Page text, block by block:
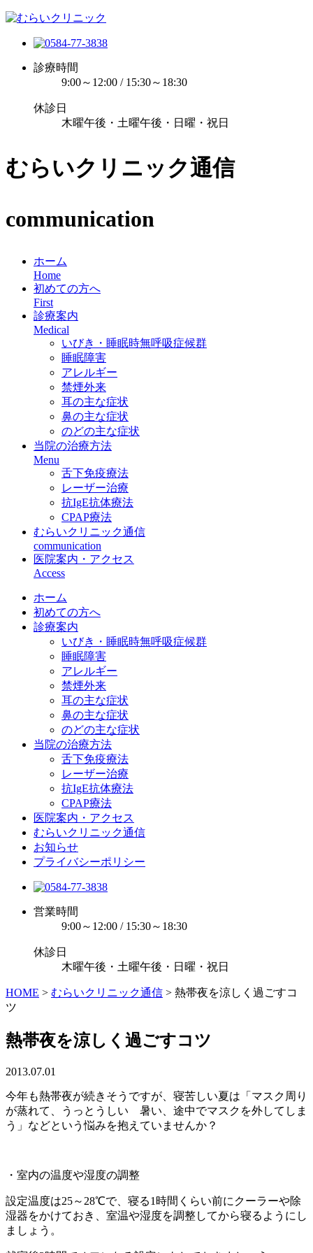
診療時間
9:00～12:00 / 15:30～18:30
休診日
木曜午後・土曜午後・日曜・祝日
むらいクリニック通信
communication
ホーム
Home
初めての方へ
First
診療案内
Medical
いびき・睡眠時無呼吸症候群
睡眠障害
アレルギー
禁煙外来
耳の主な症状
鼻の主な症状
のどの主な症状
当院の治療方法
Menu
舌下免疫療法
レーザー治療
抗IgE抗体療法
CPAP療法
むらいクリニック通信
communication
医院案内・アクセス
Access
ホーム
初めての方へ
診療案内
いびき・睡眠時無呼吸症候群
睡眠障害
アレルギー
禁煙外来
耳の主な症状
鼻の主な症状
のどの主な症状
当院の治療方法
舌下免疫療法
レーザー治療
抗IgE抗体療法
CPAP療法
医院案内・アクセス
むらいクリニック通信
お知らせ
プライバシーポリシー
営業時間
9:00～12:00 / 15:30～18:30
休診日
木曜午後・土曜午後・日曜・祝日
HOME > むらいクリニック通信 > 熱帯夜を涼しく過ごすコ
ツ
熱帯夜を涼しく過ごすコツ
2013.07.01
今年も熱帯夜が続きそうですが、寝苦しい夏は「マスク周り
が蒸れて、うっとうしい 暑い、途中でマスクを外してしま
う」などという悩みを抱えていませんか？
・室内の温度や湿度の調整
設定温度は25～28℃で、寝る1時間くらい前にクーラーや除
湿器をかけておき、室温や湿度を調整してから寝るようにし
ましょう。